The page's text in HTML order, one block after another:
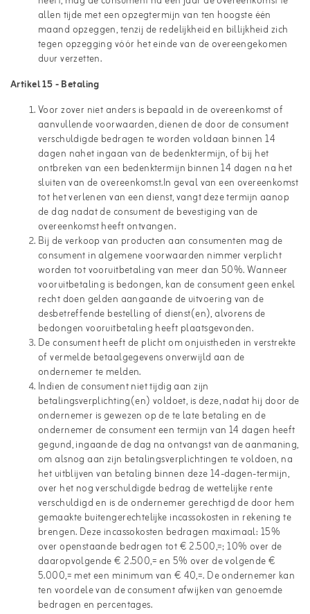
allen tijde met een opzegtermijn van ten hoogste één
maand opzeggen, tenzij de redelijkheid en billijkheid zich
tegen opzegging vóór het einde van de overeengekomen
duur verzetten.
Artikel 15 - Betaling
Voor zover niet anders is bepaald in de overeenkomst of
aanvullende voorwaarden, dienen de door de consument
verschuldigde bedragen te worden voldaan binnen 14
dagen nahet ingaan van de bedenktermijn, of bij het
ontbreken van een bedenktermijn binnen 14 dagen na het
sluiten van de overeenkomst.In geval van een overeenkomst
tot het verlenen van een dienst, vangt deze termijn aanop
de dag nadat de consument de bevestiging van de
overeenkomst heeft ontvangen.
Bij de verkoop van producten aan consumenten mag de
consument in algemene voorwaarden nimmer verplicht
worden tot vooruitbetaling van meer dan 50%. Wanneer
vooruitbetaling is bedongen, kan de consument geen enkel
recht doen gelden aangaande de uitvoering van de
desbetreffende bestelling of dienst(en), alvorens de
bedongen vooruitbetaling heeft plaatsgevonden.
De consument heeft de plicht om onjuistheden in verstrekte
of vermelde betaalgegevens onverwijld aan de
ondernemer te melden.
Indien de consument niet tijdig aan zijn
betalingsverplichting(en) voldoet, is deze, nadat hij door de
ondernemer is gewezen op de te late betaling en de
ondernemer de consument een termijn van 14 dagen heeft
gegund, ingaande de dag na ontvangst van de aanmaning,
om alsnog aan zijn betalingsverplichtingen te voldoen, na
het uitblijven van betaling binnen deze 14-dagen-termijn,
over het nog verschuldigde bedrag de wettelijke rente
verschuldigd en is de ondernemer gerechtigd de door hem
gemaakte buitengerechtelijke incassokosten in rekening te
brengen. Deze incassokosten bedragen maximaal: 15%
over openstaande bedragen tot € 2.500,=; 10% over de
daaropvolgende € 2.500,= en 5% over de volgende €
5.000,= met een minimum van € 40,=. De ondernemer kan
ten voordele van de consument afwijken van genoemde
bedragen en percentages.